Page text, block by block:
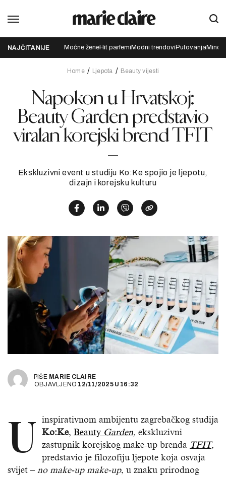
NAJČITANIJE Moćne ženeHit parfemi Modni trendovi Putovanja
Home Ljepota Beauty vijesti
Napokon u Hrvatskoj:
Beauty Garden predstavio
viralan korejski brend TFIT
Ekskluzivni event u studiju Ko:Ke spojio je ljepotu,
dizajn i korejsku kulturu
PIŠE MARIE CLAIRE
OBJAVLJENO 12/11/2025 U 16:32
U inspirativnom ambijentu zagrebačkog studija
Ko:Ke, Beauty Garden, ekskluzivni
zastupnik korejskog make-up brenda TFIT,
predstavio je filozofiju ljepote koja osvaja
svijet – no make-up make-up, u znaku prirodnog